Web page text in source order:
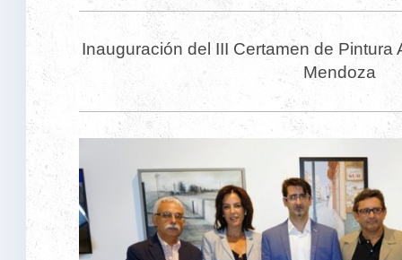
Inauguración del III Certamen de Pintura
Mendoza